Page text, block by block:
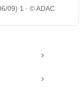
09) 1 © ADAC